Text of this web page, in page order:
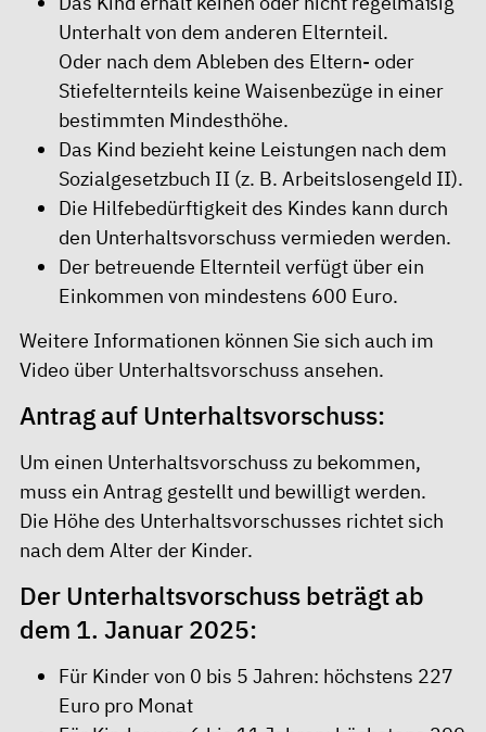
Unterhalt von dem anderen Elternteil.
Oder nach dem Ableben des Eltern- oder
Stiefelternteils keine Waisenbezüge in einer
bestimmten Mindesthöhe.
Das Kind bezieht keine Leistungen nach dem
Sozialgesetzbuch II (z. B. Arbeitslosengeld II).
Die Hilfebedürftigkeit des Kindes kann durch
den Unterhaltsvorschuss vermieden werden.
Der betreuende Elternteil verfügt über ein
Einkommen von mindestens 600 Euro.
Weitere Informationen können Sie sich auch im
Video über Unterhaltsvorschuss ansehen.
Antrag auf Unterhaltsvorschuss:
Um einen Unterhaltsvorschuss zu bekommen,
muss ein Antrag gestellt und bewilligt werden.
Die Höhe des Unterhaltsvorschusses richtet sich
nach dem Alter der Kinder.
Der Unterhaltsvorschuss beträgt ab
dem 1. Januar 2025:
Für Kinder von 0 bis 5 Jahren: höchstens 227
Euro pro Monat